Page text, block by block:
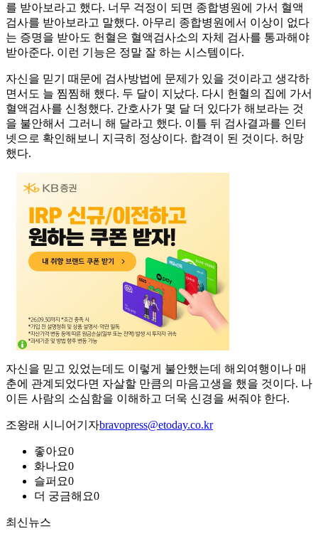
를 받아보라고 했다. 너무 걱정이 되면 종합병원에 가서 혈액
검사를 받아보라고 말했다. 아무리 종합병원에서 이상이 없다
는 증명을 받아도 헌혈은 혈액검사소의 자체 검사를 통과해야
받아준다. 이런 기능은 정말 잘 하는 시스템이다.
자신을 믿기 때문에 검사방법에 문제가 있을 것이라고 생각하
면서도 늘 찜찜해 했다. 두 달이 지났다. 다시 헌혈의 집에 가서
혈액검사를 신청했다. 간호사가 몇 달 더 있다가 해보라는 것
을 불안해서 그러니 해 달라고 했다. 이틀 뒤 검사결과를 인터
넷으로 확인해보니 지극히 정상이다. 합격이 된 것이다. 허망
했다.
자신을 믿고 있었는데도 이렇게 불안했는데 해외여행이나 매
춘에 관계되었다면 자살할 만큼의 마음고생을 했을 것이다. 나
이든 사람의 소심함을 이해하고 더욱 신경을 써줘야 한다.
조왕래 시니어기자bravopress@etoday.co.kr
좋아요0
화나요0
슬퍼요0
더 궁금해요0
최신뉴스